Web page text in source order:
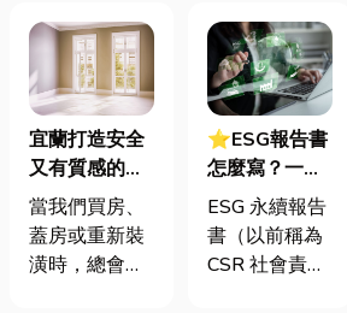
宜蘭打造安全
又有質感的
家，從專業門
窗開始
當我們買房、
蓋房或重新裝
潢時，總會把
⭐ESG報告書
怎麼寫？一定
要上市櫃才寫
嗎？3步驟擺
脫綠色轉型焦
ESG 永續報告
書（以前稱為
CSR 社會責任